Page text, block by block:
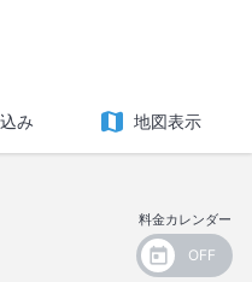
み 地図表示
料金カレンダー